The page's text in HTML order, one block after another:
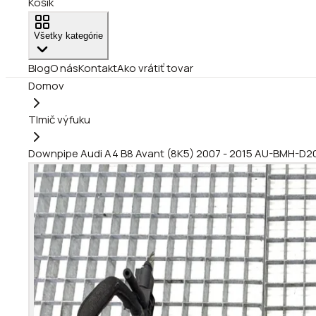
Všetky kategórie
BlogO násKontaktAko vrátiť tovar
Domov
Tlmič výfuku
Downpipe Audi A4 B8 Avant (8K5) 2007 - 2015 AU-BMH-